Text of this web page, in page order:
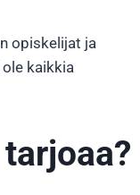
opiskelijat ja
kaikkia